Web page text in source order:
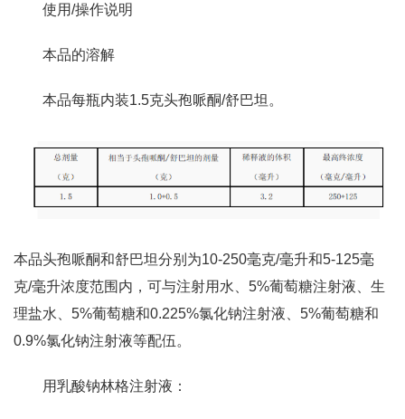
使用/操作说明
本品的溶解
本品每瓶内装1.5克头孢哌酮/舒巴坦。
本品头孢哌酮和舒巴坦分别为10-250毫克/毫升和5-125毫
克/毫升浓度范围内，可与注射用水、5%葡萄糖注射液、生
理盐水、5%葡萄糖和0.225%氯化钠注射液、5%葡萄糖和
0.9%氯化钠注射液等配伍。
用乳酸钠林格注射液：